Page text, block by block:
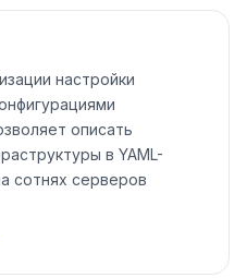
настройки
описать
в YAML-
сотнях серверов